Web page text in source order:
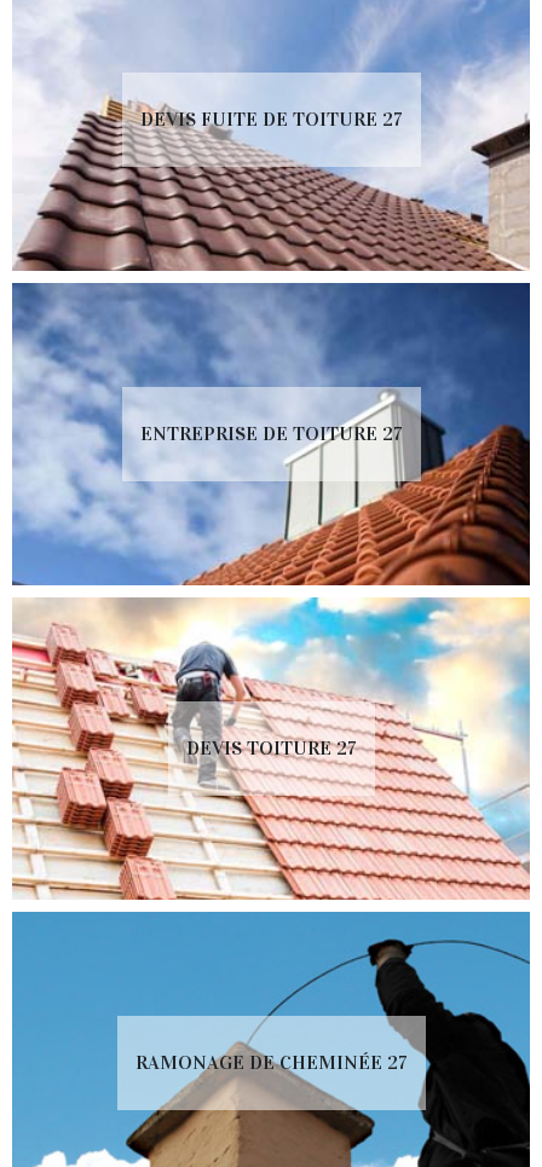
DEVIS FUITE DE TOITURE 27
ENTREPRISE DE TOITURE 27
DEVIS TOITURE 27
RAMONAGE DE CHEMINÉE 27